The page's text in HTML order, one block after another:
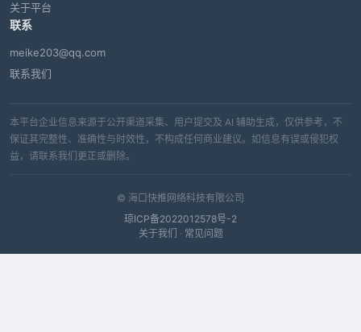
关于平台
联系
meike203@qq.com
联系我们
本平台企业信息来源于公开渠道采集、用户提交及 AI 辅助生成，仅供参考，不
保证其完整性、准确性与时效性，不构成任何商业建议。如信息有误或侵犯权
益，请联系我们更正或删除。
© 海口快推网络科技有限公司
琼ICP备2022012578号-2
关于我们 · 常见问题